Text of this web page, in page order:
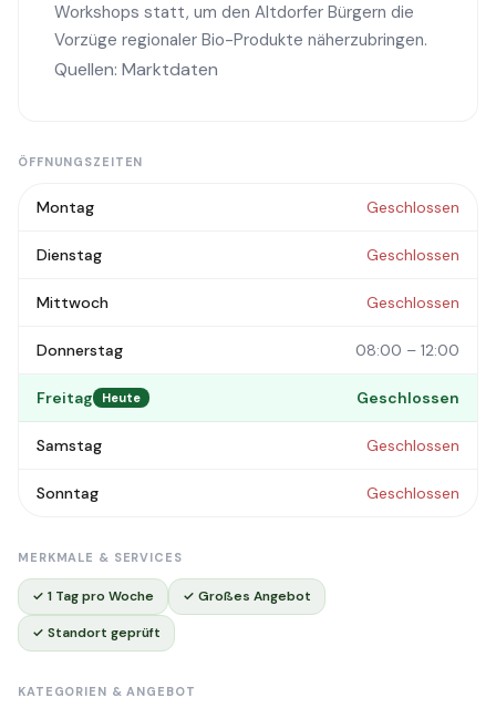
Workshops statt, um den Altdorfer Bürgern die
Vorzüge regionaler Bio-Produkte näherzubringen.
Quellen: Marktdaten
ÖFFNUNGSZEITEN
Montag Geschlossen
Dienstag Geschlossen
Mittwoch Geschlossen
Donnerstag 08:00 – 12:00
Freitag Heute Geschlossen
Samstag Geschlossen
Sonntag Geschlossen
MERKMALE & SERVICES
✓ 1 Tag pro Woche ✓ Großes Angebot
✓ Standort geprüft
KATEGORIEN & ANGEBOT